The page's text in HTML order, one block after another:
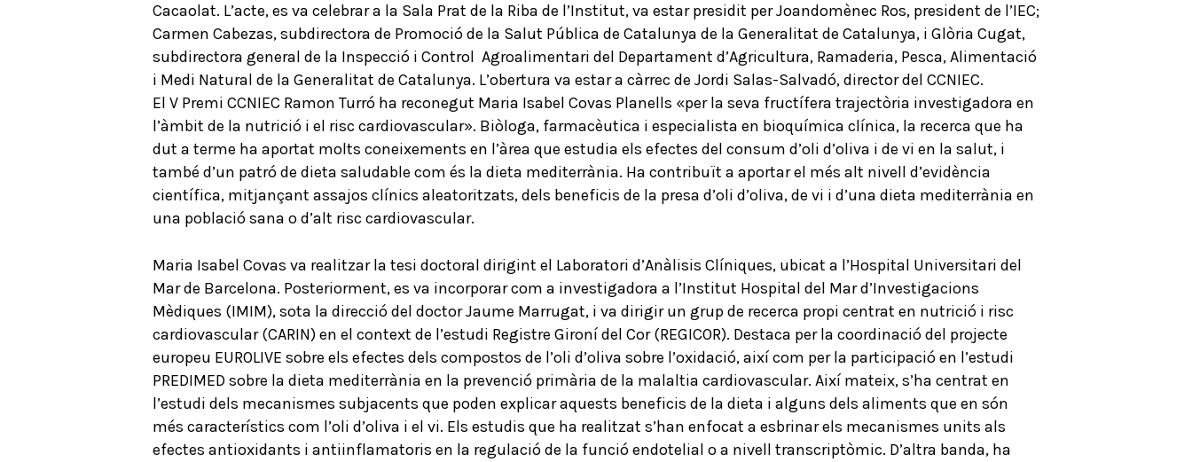
Cacaolat. L’acte, es va celebrar a la Sala Prat de la Riba de l’Institut, va estar presidit per Joandomènec Ros, president de l’IEC;
Carmen Cabezas, subdirectora de Promoció de la Salut Pública de Catalunya de la Generalitat de Catalunya, i Glòria Cugat,
subdirectora general de la Inspecció i Control Agroalimentari del Departament d’Agricultura, Ramaderia, Pesca, Alimentació
i Medi Natural de la Generalitat de Catalunya. L’obertura va estar a càrrec de Jordi Salas-Salvadó, director del CCNIEC.
El V Premi CCNIEC Ramon Turró ha reconegut Maria Isabel Covas Planells «per la seva fructífera trajectòria investigadora en
l’àmbit de la nutrició i el risc cardiovascular». Biòloga, farmacèutica i especialista en bioquímica clínica, la recerca que ha
dut a terme ha aportat molts coneixements en l’àrea que estudia els efectes del consum d’oli d’oliva i de vi en la salut, i
també d’un patró de dieta saludable com és la dieta mediterrània. Ha contribuït a aportar el més alt nivell d’evidència
científica, mitjançant assajos clínics aleatoritzats, dels beneficis de la presa d’oli d’oliva, de vi i d’una dieta mediterrània en
una població sana o d’alt risc cardiovascular.
Maria Isabel Covas va realitzar la tesi doctoral dirigint el Laboratori d’Anàlisis Clíniques, ubicat a l’Hospital Universitari del
Mar de Barcelona. Posteriorment, es va incorporar com a investigadora a l’Institut Hospital del Mar d’Investigacions
Mèdiques (IMIM), sota la direcció del doctor Jaume Marrugat, i va dirigir un grup de recerca propi centrat en nutrició i risc
cardiovascular (CARIN) en el context de l’estudi Registre Gironí del Cor (REGICOR). Destaca per la coordinació del projecte
europeu EUROLIVE sobre els efectes dels compostos de l’oli d’oliva sobre l’oxidació, així com per la participació en l’estudi
PREDIMED sobre la dieta mediterrània en la prevenció primària de la malaltia cardiovascular. Així mateix, s’ha centrat en
l’estudi dels mecanismes subjacents que poden explicar aquests beneficis de la dieta i alguns dels aliments que en són
més característics com l’oli d’oliva i el vi. Els estudis que ha realitzat s’han enfocat a esbrinar els mecanismes units als
efectes antioxidants i antiinflamatoris en la regulació de la funció endotelial o a nivell transcriptòmic. D’altra banda, ha